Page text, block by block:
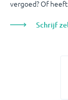
vergoed? Of
Schrijf